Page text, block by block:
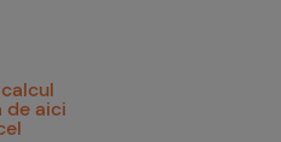
de aici